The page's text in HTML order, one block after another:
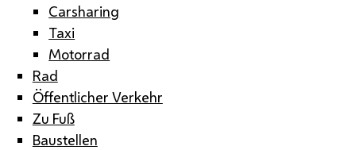
Carsharing
Taxi
Motorrad
Rad
Öffentlicher Verkehr
Zu Fuß
Baustellen